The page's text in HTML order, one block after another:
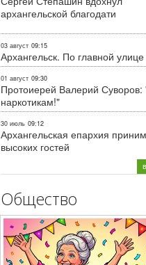
архангельской благодати
03 август 09:15
Архангельск. По главной
01 август 09:30
Протоиерей Валерий Суворов:
наркотикам!"
30 июль 09:12
Архангельская епархия
высоких гостей
Общество